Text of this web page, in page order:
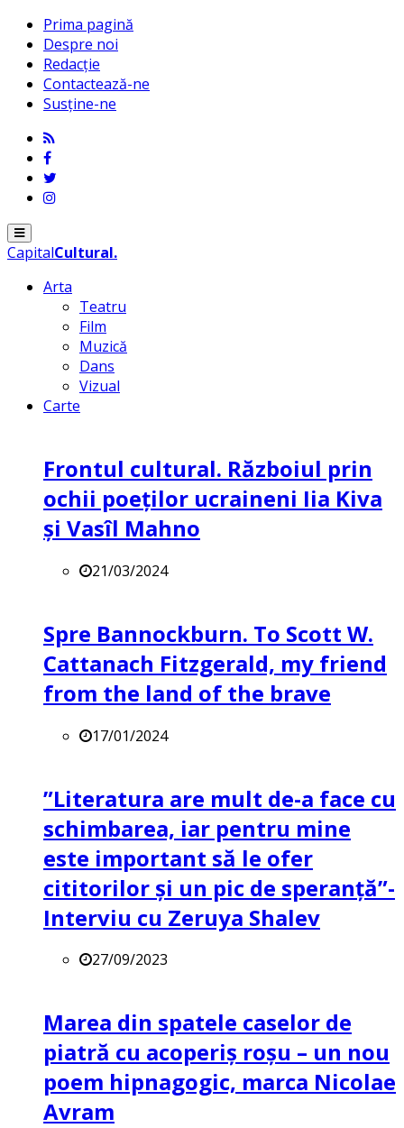
Prima pagină
Despre noi
Redacție
Contactează-ne
Susține-ne
Menu
CapitalCultural.
Arta
Teatru
Film
Muzică
Dans
Vizual
Carte
Frontul cultural. Războiul prin
ochii poeților ucraineni Iia Kiva
și Vasîl Mahno
21/03/2024
Spre Bannockburn. To Scott W.
Cattanach Fitzgerald, my friend
from the land of the brave
17/01/2024
”Literatura are mult de-a face cu
schimbarea, iar pentru mine
este important să le ofer
cititorilor și un pic de speranță”-
Interviu cu Zeruya Shalev
27/09/2023
Marea din spatele caselor de
piatră cu acoperiș roșu – un nou
poem hipnagogic, marca Nicolae
Avram